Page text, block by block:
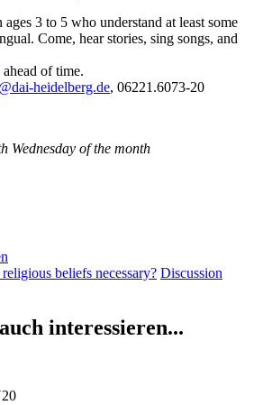
3 to 5 who understand at least some
Come, hear stories, sing songs, and
of time.
heidelberg.de, 06221.6073-20
Wednesday of the month
beliefs necessary? Discussion
interessieren...